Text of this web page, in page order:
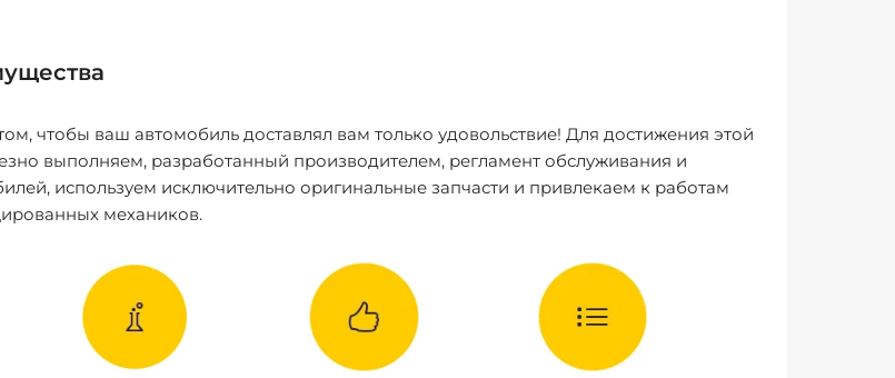
чтобы ваш автомобиль доставлял вам только удовольствие! Для достижения этой
выполняем, разработанный производителем, регламент обслуживания и
используем исключительно оригинальные запчасти и привлекаем к работам
механиков.